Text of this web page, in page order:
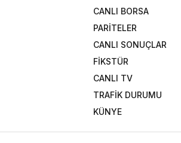
CANLI BORSA
PARİTELER
CANLI SONUÇLAR
FİKSTÜR
CANLI TV
TRAFİK DURUMU
KÜNYE